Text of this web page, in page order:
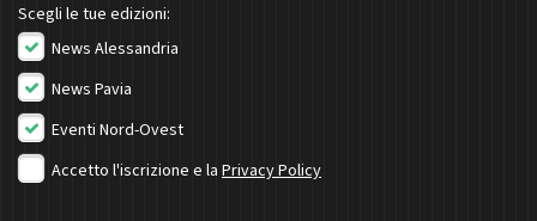
Scegli le tue edizioni:
News Alessandria
News Pavia
Eventi Nord-Ovest
Accetto l'iscrizione e la Privacy Policy